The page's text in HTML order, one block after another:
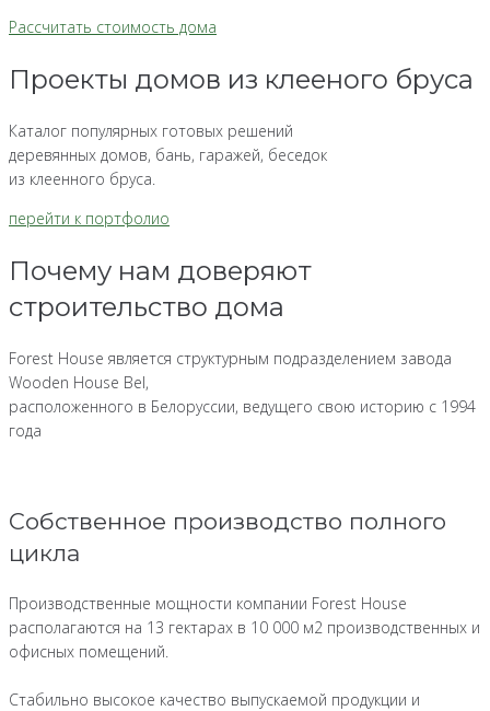
Рассчитать стоимость дома
Проекты домов из клееного бруса
Каталог популярных готовых решений
деревянных домов, бань, гаражей, беседок
из клеенного бруса.
перейти к портфолио
Почему нам доверяют
строительство дома
Forest House является структурным подразделением завода
Wooden House Bel,
расположенного в Белоруссии, ведущего свою историю с 1994
года
Собственное производство полного
цикла
Производственные мощности компании Forest House
располагаются на 13 гектарах в 10 000 м2 производственных и
офисных помещений.
Стабильно высокое качество выпускаемой продукции и